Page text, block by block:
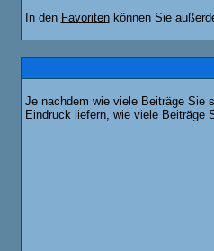
In den Favoritenkönnen Sie
Je nachdem wie viele Beiträge Sie
Eindruck liefern, wie viele Beiträge